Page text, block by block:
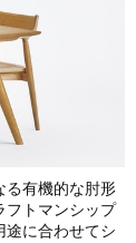
る有機的な肘形
フトマンシップ
途に合わせてシ